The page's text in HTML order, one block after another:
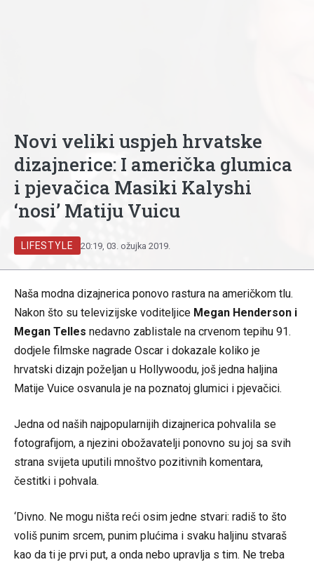
Novi veliki uspjeh hrvatske
dizajnerice: I američka glumica
i pjevačica Masiki Kalyshi
‘nosi’ Matiju Vuicu
LIFESTYLE 20:19, 03. ožujka 2019.
Naša modna dizajnerica ponovo rastura na američkom tlu.
Nakon što su televizijske voditeljice Megan Henderson i
Megan Telles nedavno zablistale na crvenom tepihu 91.
dodjele filmske nagrade Oscar i dokazale koliko je
hrvatski dizajn poželjan u Hollywoodu, još jedna haljina
Matije Vuice osvanula je na poznatoj glumici i pjevačici.
Jedna od naših najpopularnijih dizajnerica pohvalila se
fotografijom, a njezini obožavatelji ponovno su joj sa svih
strana svijeta uputili mnoštvo pozitivnih komentara,
čestitki i pohvala.
‘Divno. Ne mogu ništa reći osim jedne stvari: radiš to što
voliš punim srcem, punim plućima i svaku haljinu stvaraš
kao da ti je prvi put, a onda nebo upravlja s tim. Ne treba